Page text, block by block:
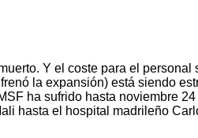
Y el coste para el personal
la expansión) está siendo
ha sufrido hasta noviembre
hasta el hospital madrileño